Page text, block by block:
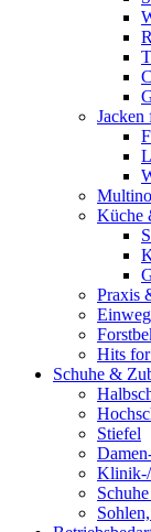
Küche
Praxis
Hits
Schuhe &
Stiefel
Klinik-/